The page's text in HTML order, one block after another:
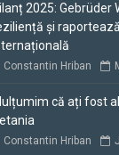
2025: Gebrüder
și
Constantin Hriban
că ați fost
Constantin Hriban